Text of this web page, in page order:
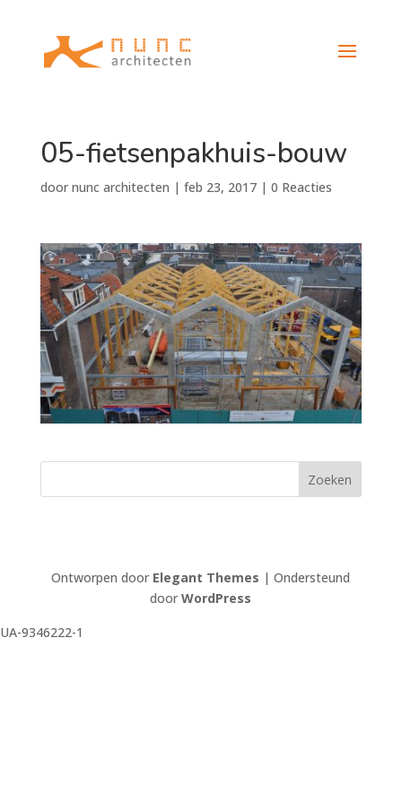
05-fietsenpakhuis-bouw
door nunc architecten | feb 23, 2017| 0 Reacties
Ontworpen door Elegant Themes | Ondersteund
doorWordPress
UA-9346222-1